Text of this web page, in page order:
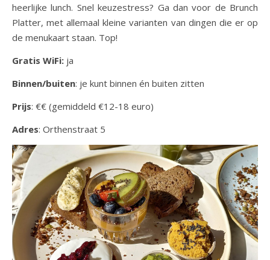
heerlijke lunch. Snel keuzestress? Ga dan voor de Brunch
Platter, met allemaal kleine varianten van dingen die er op
de menukaart staan. Top!
Gratis WiFi: ja
Binnen/buiten: je kunt binnen én buiten zitten
Prijs: €€ (gemiddeld €12-18 euro)
Adres: Orthenstraat 5